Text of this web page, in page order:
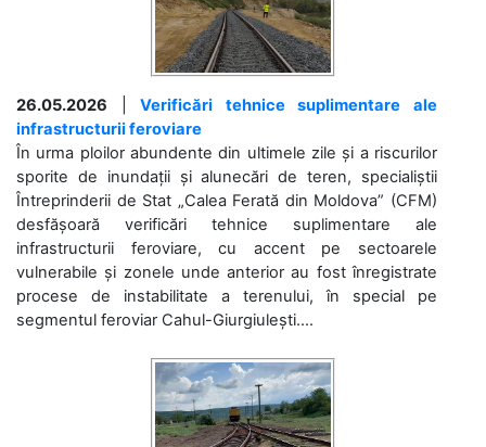
26.05.2026 |Verificări tehnice suplimentare ale
infrastructurii feroviare
În urma ploilor abundente din ultimele zile și a riscurilor
sporite de inundații și alunecări de teren, specialiștii
Întreprinderii de Stat „Calea Ferată din Moldova” (CFM)
desfășoară verificări tehnice suplimentare ale
infrastructurii feroviare, cu accent pe sectoarele
vulnerabile și zonele unde anterior au fost înregistrate
procese de instabilitate a terenului, în special pe
segmentul feroviar Cahul-Giurgiulești....